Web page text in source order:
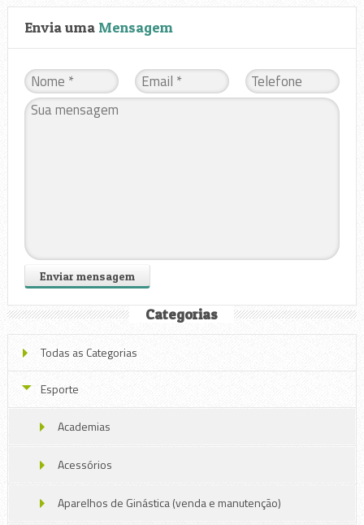
Envia uma Mensagem
Categorias
Todas as Categorias
Esporte
Academias
Acessórios
Aparelhos de Ginástica (venda e manutenção)